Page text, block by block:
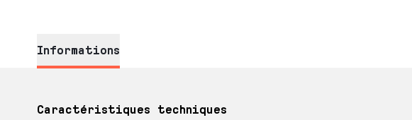
Informations
Caractéristiques techniques